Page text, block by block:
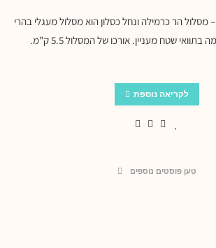
שביל ישראל מקטע 22 – מסלול הר כרמילה ונחל כסלון הוא מסלול מעגלי בהרי
ירושלים דרך נוף מדהימה בתוואי שטח מעניין. אורכו של המסלול 5.5 ק"מ.
לקריאה נוספת
טען פוסטים נוספים